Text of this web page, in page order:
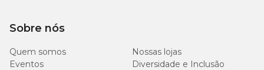
Sobre nós
Quem somos
Nossas lojas
Eventos
Diversidade e Inclusão